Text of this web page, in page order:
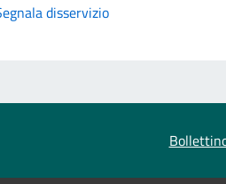
disservizio